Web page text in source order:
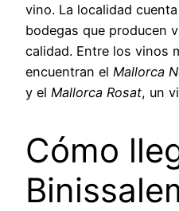
vino. La localidad
bodegas que producen
calidad. Entre los vinos
encuentran el Mallorca
y el Mallorca Rosat, un
Cómo